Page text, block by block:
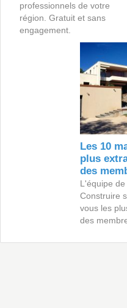
professionnels de votre
région. Gratuit et sans
engagement.
Les 10
plus
des
L'équipe
Construire
vous les
des